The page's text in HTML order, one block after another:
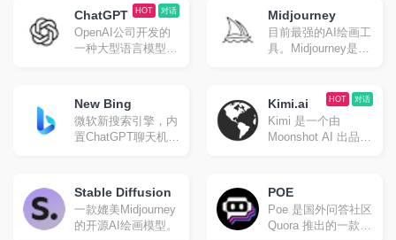
所有邮箱，并可在手
机、Windows和Mac
上多端协同使用。
QQ、139、
Outlook、Gmail等邮
箱邮件。
对话
HOT
ChatGPT
OpenAI公司开发的
一种大型语言模型，
Midjourney
目前最强的AI绘画工
具。Midjourney是一
室开发之人工智能程
序，可根据文本生成
图像。
New Bing
微软新搜索引擎，内
置ChatGPT聊天机器
对话
HOT
Kimi.ai
Kimi 是一个由
Moonshot AI 出品的
取和处理大量信息。
它利用大模型支持的
长上下文窗口来提供
高质量的搜索结果，
Stable Diffusion
一款媲美Midjourney
的开源AI绘画模型。
POE
Poe 是国外问答社区
Quora 推出的一款整